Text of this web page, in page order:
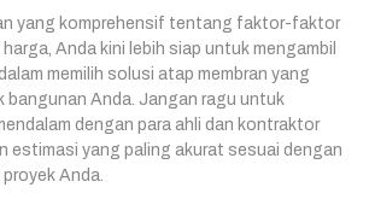
yang komprehensif tentang faktor-faktor
Anda kini lebih siap untuk mengambil
memilih solusi atap membran yang
bangunan Anda. Jangan ragu untuk
dengan para ahli dan kontraktor
estimasi yang paling akurat sesuai dengan
Anda.